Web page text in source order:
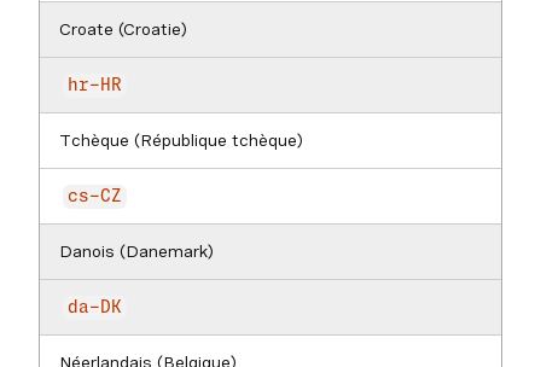
Croate (Croatie)
hr-HR
Tchèque (République tchèque)
cs-CZ
Danois (Danemark)
da-DK
Néerlandais (Belgique)